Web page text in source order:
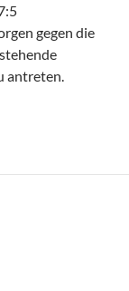
gegen die
antreten.